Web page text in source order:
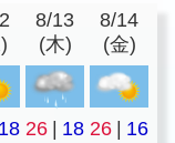
8/13
(木)
8/14
(金)
18 26 | 18 26 | 16